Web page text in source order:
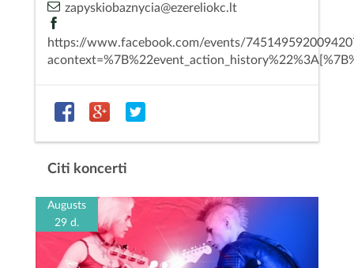
zapyskiobaznycia@ezereliokc.lt
https://www.facebook.com/events/
Citi koncerti
Augusts
29 d.